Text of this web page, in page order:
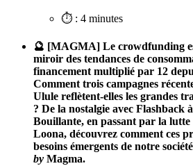
⏱️ : 4 minutes
🔮 [MAGMA] Le crowdfunding
miroir des tendances de
financement multiplié par 12
Comment trois campagnes
Ulule reflètent-elles les grandes
? De la nostalgie avec Flashback
Bouillante, en passant par la
Loona, découvrez comment ces
besoins émergents de notre
by Magma.